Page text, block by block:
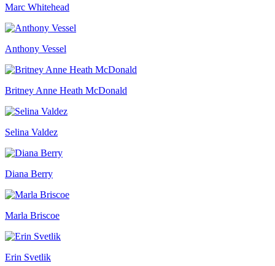
Marc Whitehead
Anthony Vessel
Britney Anne Heath McDonald
Selina Valdez
Diana Berry
Marla Briscoe
Erin Svetlik